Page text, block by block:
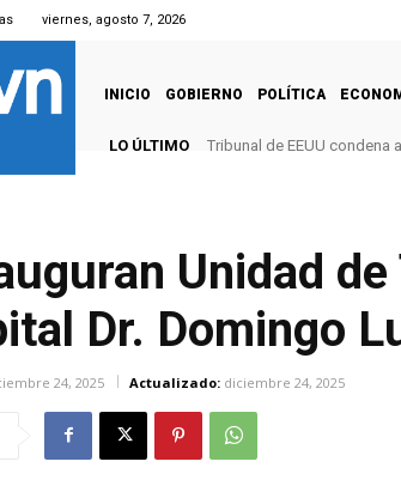
viernes, agosto 7, 2026
INICIO GOBIERNO POLÍTICA
LO ÚLTIMO Tribunal de EEUU
Unidad
Dr. Domingo
24, 2025 Actualizado: diciembre 24, 2025